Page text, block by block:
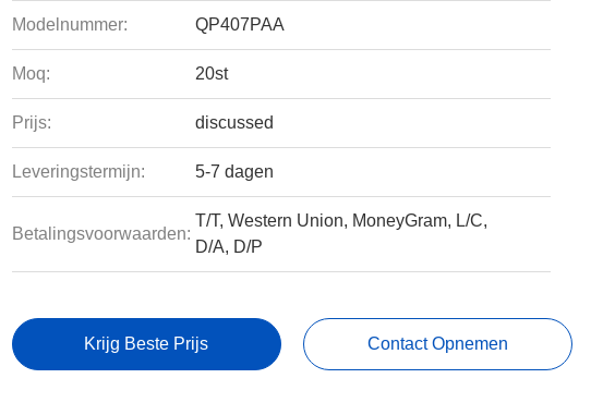
Modelnummer: QP407PAA
Moq: 20st
Prijs: discussed
Leveringstermijn: 5-7 dagen
Betalingsvoorwaarden:
T/T, Western Union, MoneyGram, L/C,
D/A, D/P
Krijg Beste Prijs Contact Opnemen